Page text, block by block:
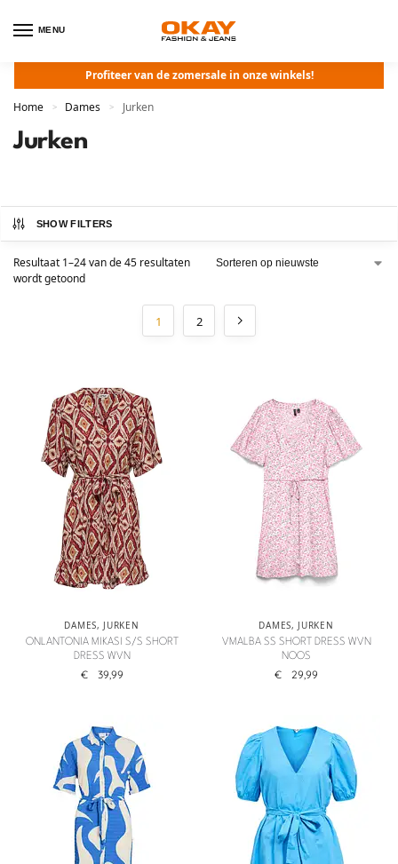
MENU
Profiteer van de zomersale in onze winkels!
Home > Dames > Jurken
Jurken
SHOW FILTERS
Resultaat 1–24 van de 45 resultaten
wordt getoond
1 2
DAMES, JURKEN
ONLANTONIA MIKASI S/S SHORT
DRESS WVN
€ 39,99
DAMES, JURKEN
VMALBA SS SHORT DRESS WVN
NOOS
€ 29,99